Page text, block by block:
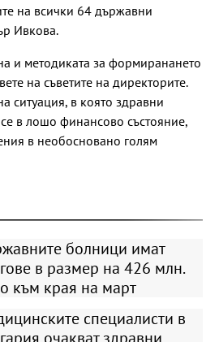
на всички 64 държавни
Ивкова.
и методиката за формиранането
на съветите на директорите.
ситуация, в която здравни
в лошо финансово състояние,
в необосновано голям
болници имат
в размер на 426 млн.
към края на март
специалисти в
очакват здравни